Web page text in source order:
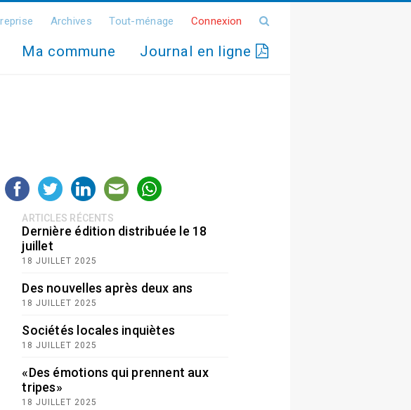
Archives Tout-ménage Connexion
Ma commune Journal en ligne
ARTICLES RÉCENTS
Dernière édition distribuée le 18
juillet
18 JUILLET 2025
Des nouvelles après deux ans
18 JUILLET 2025
Sociétés locales inquiètes
18 JUILLET 2025
«Des émotions qui prennent aux
tripes»
18 JUILLET 2025